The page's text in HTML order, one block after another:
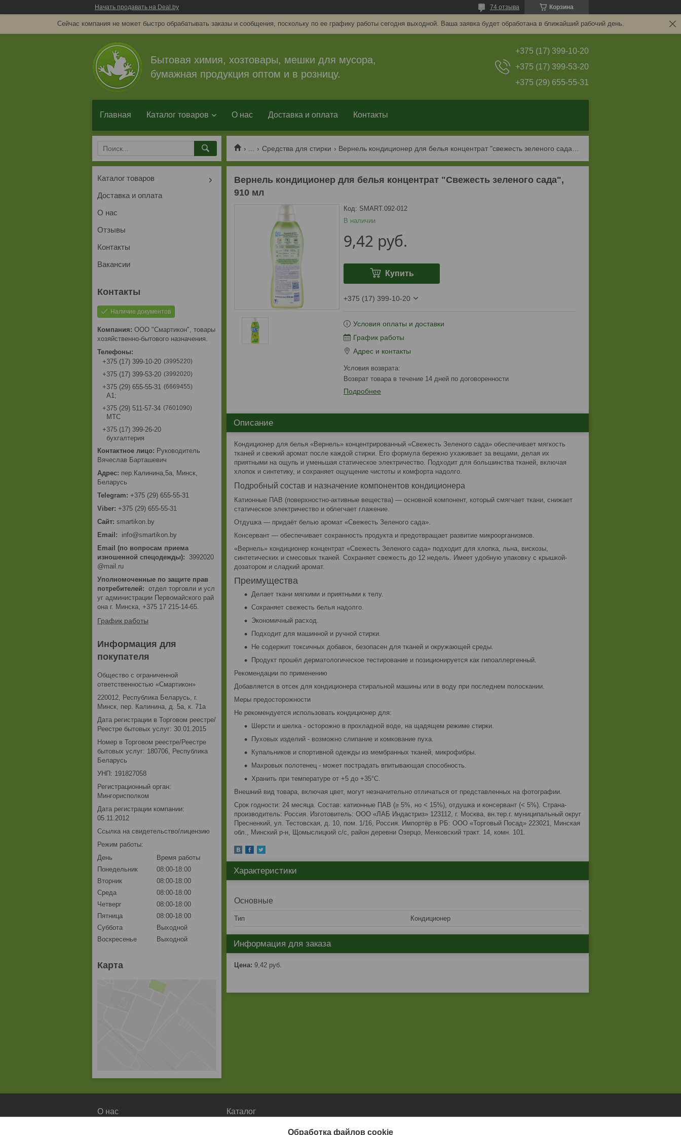
Начать продавать на Deal.by Корзина
74 отзыва
Сейчас компания не может быстро обрабатывать заказы и сообщения, поскольку по ее графику работы сегодня выходной. Ваша заявка будет обработана в ближайший рабочий день.
Бытовая химия, хозтовары, мешки для мусора,
бумажная продукция оптом и в розницу.
+375 (17) 399-10-20
+375 (17) 399-53-20
+375 (29) 655-55-31
Главная Каталог товаров О нас Доставка и оплата Контакты
Средства для стирки
Вернель кондиционер для белья концентрат "Свежесть зеленого сада",
910 мл
В наличии
Код: SMART.092-012
9,42 руб.
Купить
+375 (17) 399-10-20
Условия оплаты и доставки
График работы
Адрес и контакты
возврат товара в течение 14 дней по договоренности
Подробнее
Описание
Кондиционер для белья «Вернель» концентрированный «Свежесть Зеленого сада» обеспечивает мягкость
тканей и свежий аромат после каждой стирки. Его формула бережно ухаживает за вещами, делая их
приятными на ощупь и уменьшая статическое электричество. Подходит для большинства тканей, включая
хлопок и синтетику, и сохраняет ощущение чистоты и комфорта надолго.
Подробный состав и назначение компонентов кондиционера
Катионные ПАВ (поверхностно-активные вещества) — основной компонент, который смягчает ткани, снижает
статическое электричество и облегчает глажение.
Отдушка — придаёт белью аромат «Свежесть Зеленого сада».
Консервант — обеспечивает сохранность продукта и предотвращает развитие микроорганизмов.
«Вернель» кондиционер концентрат «Свежесть Зеленого сада» подходит для хлопка, льна, вискозы,
синтетических и смесовых тканей. Сохраняет свежесть до 12 недель. Имеет удобную упаковку с крышкой-
дозатором и сладкий аромат.
Преимущества
Делает ткани мягкими и приятными к телу.
Сохраняет свежесть белья надолго.
Экономичный расход.
Подходит для машинной и ручной стирки.
Не содержит токсичных добавок, безопасен для тканей и окружающей среды.
Продукт прошёл дерматологическое тестирование и позиционируется как гипоаллергенный.
Рекомендации по применению
Добавляется в отсек для кондиционера стиральной машины или в воду при последнем полоскании.
Меры предосторожности
Не рекомендуется использовать кондиционер для:
Шерсти и шелка - осторожно в прохладной воде, на щадящем режиме стирки.
Пуховых изделий - возможно слипание и комкование пуха.
Купальников и спортивной одежды из мембранных тканей, микрофибры.
Махровых полотенец - может пострадать впитывающая способность.
Хранить при температуре от +5 до +35°С.
Внешний вид товара, включая цвет, могут незначительно отличаться от представленных на фотографии.
Срок годности: 24 месяца. Состав: катионные ПАВ (≥ 5%, но < 15%), отдушка и консервант (< 5%). Страна-
производитель: Россия. Изготовитель: ООО «ЛАБ Индастриз» 123112, г. Москва, вн.тер.г. муниципальный округ
Пресненкий, ул. Тестовская, д. 10, пом. 1/16, Россия. Импортёр в РБ: ООО «Торговый Посад» 223021, Минская
обл., Минский р-н, Щомыслицкий с/с, район деревни Озерцо, Менковский тракт. 14, комн. 101.
Характеристики
Основные
Тип Кондиционер
Информация для заказа
Цена: 9,42 руб.
Каталог товаров
Доставка и оплата
О нас
Отзывы
Контакты
Вакансии
Наличие документов
ООО "Смартикон", товары
хозяйственно-бытового назначения.
+375 (17) 399-10-20 3995220
+375 (17) 399-53-20 3992020
+375 (29) 655-55-31 6669455
A1;
+375 (29) 511-57-34
7601090
МТС
+375 (17) 399-26-20
бухгалтерия
Руководитель
Вячеслав Барташевич
пер.Калинина,5а, Минск,
Беларусь
+375 (29) 655-55-31
+375 (29) 655-55-31
smartikon.by
Email
info@smartikon.by
Email (по вопросам приема
изношенной спецодежды)
3992020
@mail.ru
Уполномоченные по защите прав
потребителей
отдел торговли и усл
уг администрации Первомайского рай
она г. Минска, +375 17 215-14-65.
График работы
Информация для
покупателя
Общество с ограниченной
ответственностью «Смартикон»
220012, Республика Беларусь, г.
Минск, пер. Калинина, д. 5а, к. 71а
Дата регистрации в Торговом реестре/
Реестре бытовых услуг: 30.01.2015
Номер в Торговом реестре/Реестре
бытовых услуг: 180706, Республика
Беларусь
УНП: 191827058
Регистрационный орган:
Мингорисполком
Дата регистрации компании:
05.11.2012
Ссылка на свидетельство/лицензию
Режим работы:
День
Время работы
Понедельник
08:00-18:00
Вторник
08:00-18:00
Среда
08:00-18:00
Четверг
08:00-18:00
Пятница
08:00-18:00
Суббота
Выходной
Воскресенье
Выходной
Карта
О нас Каталог
Обработка файлов cookie